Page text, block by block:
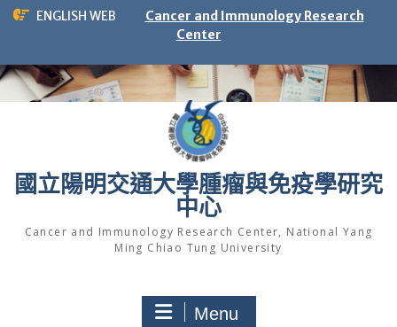
Skip
ENGLISH WEB
Cancer and Immunology Research
Center
國立陽明交通大學腫瘤與免疫學研究
中心
Cancer and Immunology Research Center, National Yang
Ming Chiao Tung University
Menu